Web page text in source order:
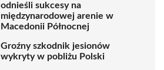
odnieśli sukcesy na
międzynarodowej arenie w
Macedonii Północnej
Groźny szkodnik jesionów
wykryty w pobliżu Polski